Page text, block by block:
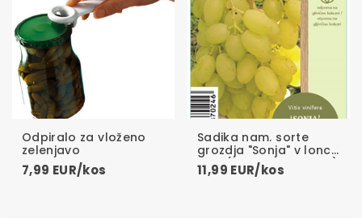
Odpiralo za vloženo
zelenjavo
7,99 EUR/kos
Sadika nam. sorte
grozdja "Sonja" v loncu
C-2L(dvoletna sadika)
11,99 EUR/kos